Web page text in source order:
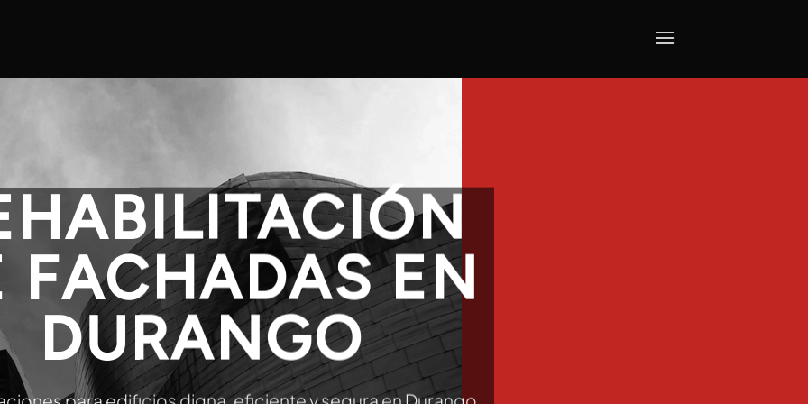
FACHADAS EN
DURANGO